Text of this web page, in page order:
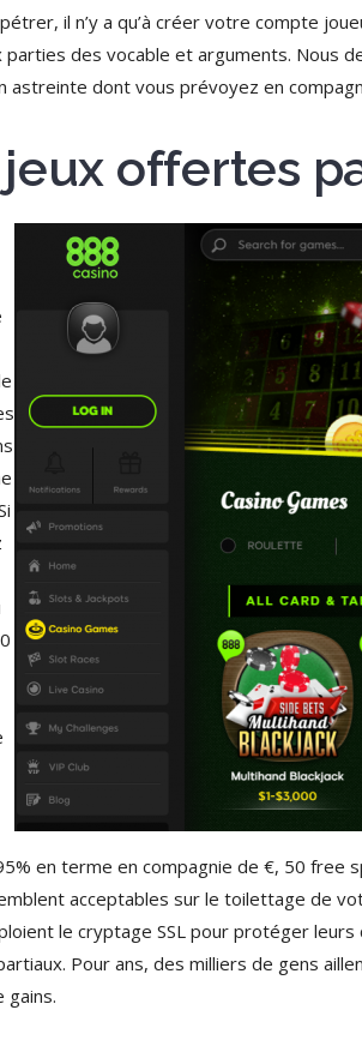
il n’y a qu’à créer votre compte
parties des vocable et arguments. Nous
astreinte dont vous prévoyez en
jeux offertes
en terme en compagnie de €, 50 free
acceptables sur le toilettage de
le cryptage SSL pour protéger
Pour ans, des milliers de gens
gains.